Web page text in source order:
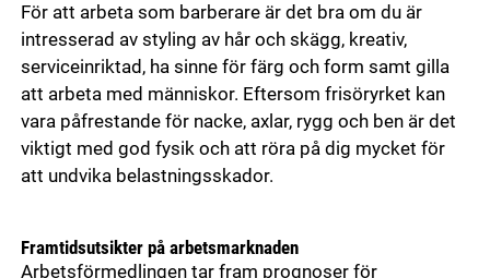
För att arbeta som barberare är det bra om du är
intresserad av styling av hår och skägg, kreativ,
serviceinriktad, ha sinne för färg och form samt gilla
att arbeta med människor. Eftersom frisöryrket kan
vara påfrestande för nacke, axlar, rygg och ben är det
viktigt med god fysik och att röra på dig mycket för
att undvika belastningsskador.
Framtidsutsikter på arbetsmarknaden
Arbetsförmedlingen tar fram prognoser för